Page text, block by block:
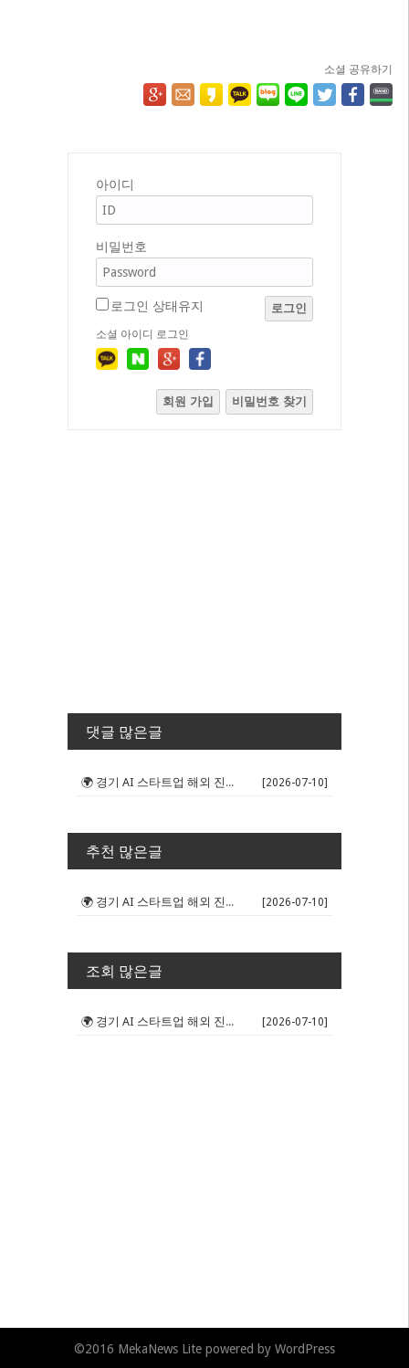
소셜 공유하기
아이디
비밀번호
로그인 상태유지 로그인
소셜 아이디 로그인
회원 가입 비밀번호 찾기
댓글 많은글
🌍 경기 AI 스타트업 해외 진출 판... [2026-07-10]
추천 많은글
🌍 경기 AI 스타트업 해외 진출 판... [2026-07-10]
조회 많은글
🌍 경기 AI 스타트업 해외 진출 판... [2026-07-10]
©2016 MekaNews Litepowered by WordPress